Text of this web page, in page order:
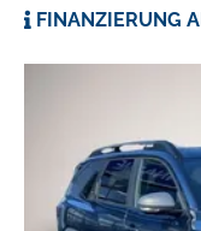
FINANZIERUNG